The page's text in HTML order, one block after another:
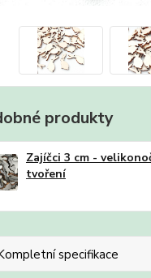
produkty
Zajíčci 3 cm -
tvoření
specifikace